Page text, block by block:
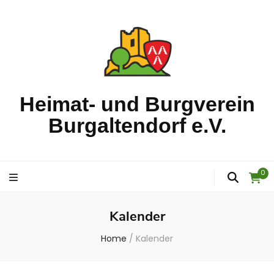
Heimat- und Burgverein
Burgaltendorf e.V.
0
Kalender
Home / Kalender